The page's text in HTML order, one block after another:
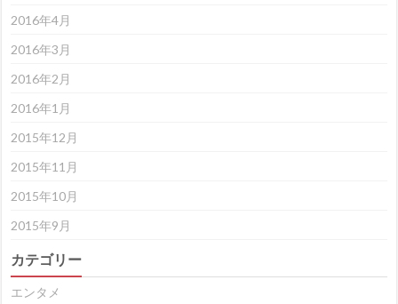
2016年4月
2016年3月
2016年2月
2016年1月
2015年12月
2015年11月
2015年10月
2015年9月
カテゴリー
エンタメ